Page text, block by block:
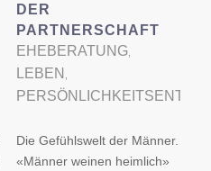
DER
PARTNERSCHAFT
EHEBERATUNG,
LEBEN
Die Gefühlswelt der Männer.
«Männer weinen heimlich»